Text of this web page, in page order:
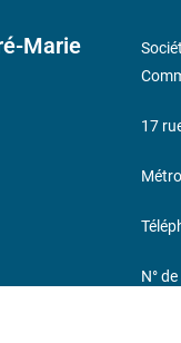
Marie
17
N°